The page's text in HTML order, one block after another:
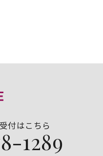
付はこちら
1289